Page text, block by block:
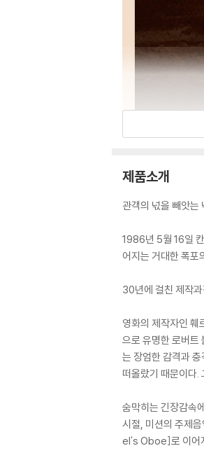
제품소개
관객의 넋을 빼앗
1986년 5월 16일
어지는 거대한 폭
30년에 걸친 제작
영화의 제작자인 훼
으로 유명한 로버트
는 장엄한 감격과
떠올랐기 때문이다
숨막히는 긴장감속
시절, 미션의 주제
el's Oboe]로 이어